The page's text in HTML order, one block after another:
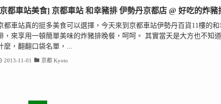
都車站美食] 京都車站 和幸豬排 伊勢丹京都店 @ 好吃的炸豬
都車站真的挺多美食可以選擇，今天來到京都車站伊勢丹百貨11樓的和
，來享用一頓簡單美味的炸豬排晚餐，呵呵。 其實當天是大方也不知
麼，翻翻口袋名單，...
2013-11-01 京都 Kyoto